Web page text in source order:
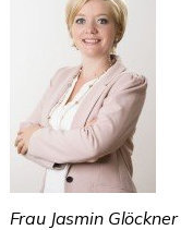
Frau Jasmin Glöckner